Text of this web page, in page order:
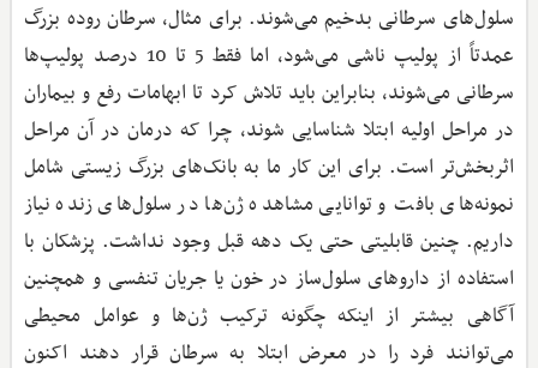
سلول‌های سرطانی بدخیم می‌شوند. برای مثال، سرطان روده بزرگ
عمدتاً از پولیپ ناشی می‌شود، اما فقط 5 تا 10 درصد پولیپ‌ها
سرطانی می‌شوند، بنابراین باید تلاش کرد تا ابهامات رفع و بیماران
در مراحل اولیه ابتلا شناسایی شوند، چرا که درمان در آن مراحل
اثربخش‌تر است. برای این کار ما به بانک‌های بزرگ زیستی شامل
نمونه‌های بافت و توانایی مشاهده ژن‌ها در سلول‌های زنده نیاز
داریم. چنین قابلیتی حتی یک دهه قبل وجود نداشت. پزشکان با
استفاده از داروهای سلول‌ساز در خون یا جریان تنفسی و همچنین
آگاهی بیشتر از اینکه چگونه ترکیب ژن‌ها و عوامل محیطی
می‌توانند فرد را در معرض ابتلا به سرطان قرار دهند اکنون